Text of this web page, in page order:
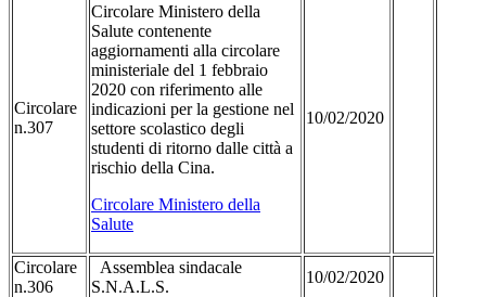
Circolare
n.307
Circolare Ministero della
Salute contenente
aggiornamenti alla circolare
ministeriale del 1 febbraio
2020 con riferimento alle
indicazioni per la gestione nel
settore scolastico degli
studenti di ritorno dalle città a
rischio della Cina.
Circolare Ministero della
Salute
10/02/2020
Circolare
n.306
Assemblea sindacale
S.N.A.L.S.
10/02/2020